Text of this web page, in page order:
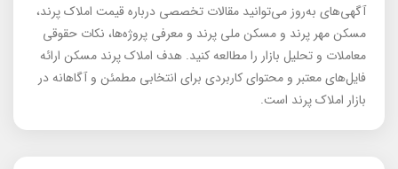
آگهی‌های به‌روز می‌توانید مقالات تخصصی درباره قیمت املاک پرند،
مسکن مهر پرند و مسکن ملی پرند و معرفی پروژه‌ها، نکات حقوقی
معاملات و تحلیل بازار را مطالعه کنید. هدف املاک پرند مسکن ارائه
فایل‌های معتبر و محتوای کاربردی برای انتخابی مطمئن و آگاهانه در
بازار املاک پرند است.